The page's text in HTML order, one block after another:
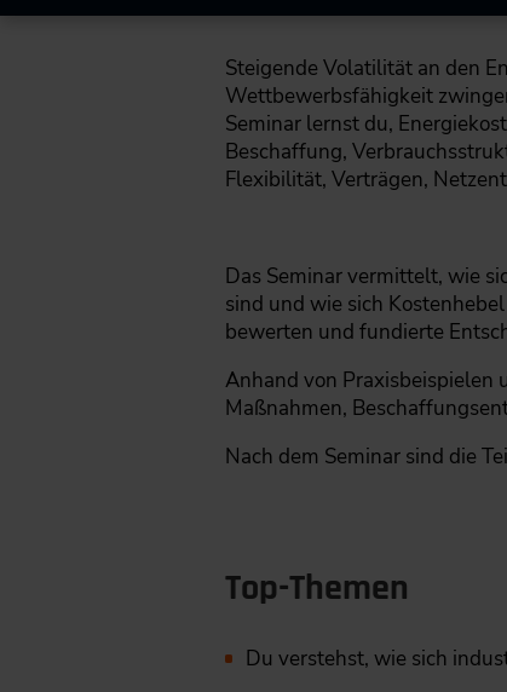
Steigende Volatilität an den
Wettbewerbsfähigkeit
Seminar lernst du,
Beschaffung,
Flexibilität, Verträgen,
Das Seminar vermittelt, wie
sind und wie sich
bewerten und fundierte
Anhand von Praxisbeispielen
Maßnahmen,
Nach dem Seminar sind die
Top-Themen
Du verstehst, wie sich